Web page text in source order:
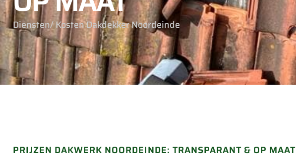
Diensten/ Kosten Dakdekker Noordeinde
PRIJZEN DAKWERK NOORDEINDE: TRANSPARANT & OP MAAT